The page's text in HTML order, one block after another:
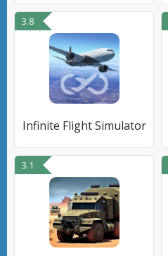
3.8
Infinite Flight Simulator
3.1